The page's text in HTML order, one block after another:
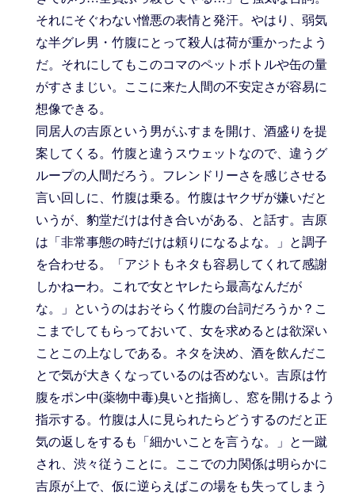
それにそぐわない憎悪の表情と発汗。やはり、弱気
な半グレ男・竹腹にとって殺人は荷が重かったよう
だ。それにしてもこのコマのペットボトルや缶の量
がすさまじい。ここに来た人間の不安定さが容易に
想像できる。
同居人の吉原という男がふすまを開け、酒盛りを提
案してくる。竹腹と違うスウェットなので、違うグ
ループの人間だろう。フレンドリーさを感じさせる
言い回しに、竹腹は乗る。竹腹はヤクザが嫌いだと
いうが、豹堂だけは付き合いがある、と話す。吉原
は「非常事態の時だけは頼りになるよな。」と調子
を合わせる。「アジトもネタも容易してくれて感謝
しかねーわ。これで女とヤレたら最高なんだが
な。」というのはおそらく竹腹の台詞だろうか？こ
こまでしてもらっておいて、女を求めるとは欲深い
ことこの上なしである。ネタを決め、酒を飲んだこ
とで気が大きくなっているのは否めない。吉原は竹
腹をポン中(薬物中毒)臭いと指摘し、窓を開けるよう
指示する。竹腹は人に見られたらどうするのだと正
気の返しをするも「細かいことを言うな。」と一蹴
され、渋々従うことに。ここでの力関係は明らかに
吉原が上で、仮に逆らえばこの場をも失ってしまう